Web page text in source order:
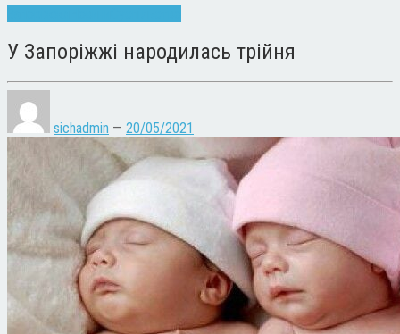
У Запоріжжі народилась трійня
sichadmin — 20/05/2021